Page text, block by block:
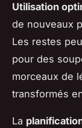
Utilisation
de nouveaux
Les restes
pour des
morceaux de
transformés
La